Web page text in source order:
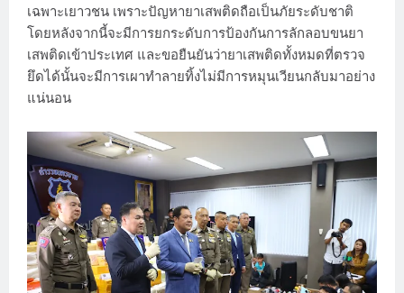
เฉพาะเยาวชน เพราะปัญหายาเสพติดถือเป็นภัยระดับชาติ
โดยหลังจากนี้จะมีการยกระดับการป้องกันการลักลอบขนยา
เสพติดเข้าประเทศ และขอยืนยันว่ายาเสพติดทั้งหมดที่ตรวจ
ยึดได้นั้นจะมีการเผาทําลายทิ้งไม่มีการหมุนเวียนกลับมาอย่าง
แน่นอน